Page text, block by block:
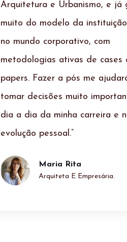
foi uma experiência que
minhas expectativas em termos
profissionais e pessoais.
no trabalho que faço como
gestora na clínica que trabalho.
disso, a UNDB também
excelentes metodologias de
modo diferenciado! A
facilita o nosso aprendizado.”